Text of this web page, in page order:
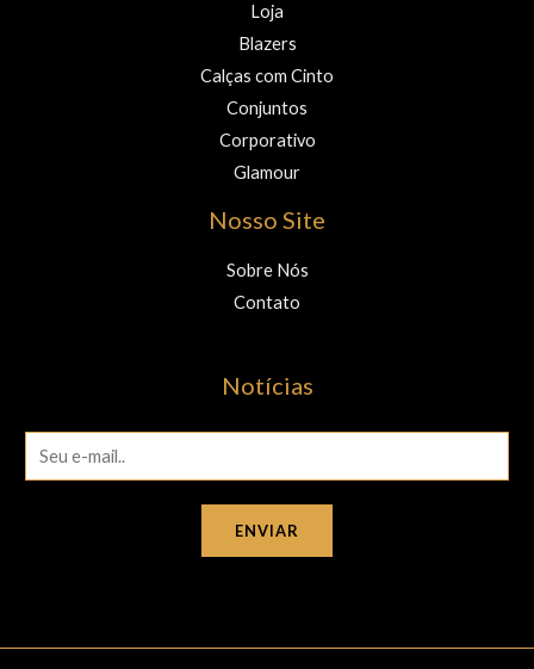
Loja
Blazers
Calças com Cinto
Conjuntos
Corporativo
Glamour
Nosso Site
Sobre Nós
Contato
Notícias
m
ENVIAR